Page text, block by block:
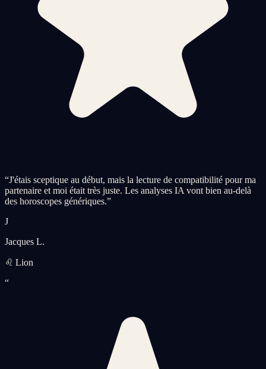
“J'étais sceptique au début, mais la lecture de compatibilité pour ma
partenaire et moi était très juste. Les analyses IA vont bien au-delà
des horoscopes génériques.”
J
Jacques L.
♌ Lion
“